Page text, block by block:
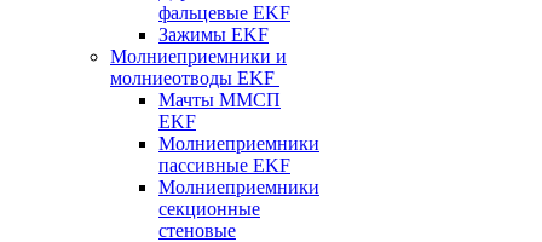
фальцевые EKF
Зажимы EKF
Молниеприемники и
молниеотводы EKF
Мачты ММСП
EKF
Молниеприемники
пассивные EKF
Молниеприемники
секционные
стеновые